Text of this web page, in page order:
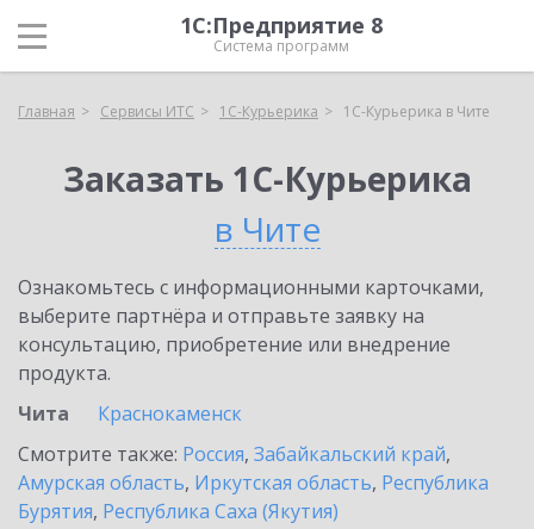
1С:Предприятие 8
Система программ
Главная Сервисы ИТС 1С-Курьерика 1С-Курьерика в Чите
Заказать 1С-Курьерика
в Чите
Ознакомьтесь с информационными карточками,
выберите партнёра и отправьте заявку на
консультацию, приобретение или внедрение
продукта.
Чита
Краснокаменск
Смотрите также: Россия, Забайкальский край,
Амурская область, Иркутская область, Республика
Бурятия, Республика Саха (Якутия)